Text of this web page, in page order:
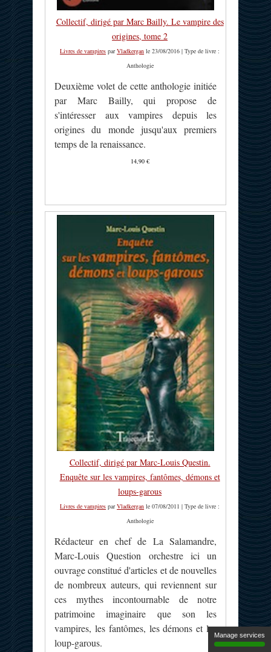
Collectif, dirigé par Marc Bailly. Le vampire des
origines, tome 2
Livres de vampires parVladkergan le 23/08/2016 | Type de livre :
Anthologie
Deuxième volet de cette anthologie initiée
par Marc Bailly, qui propose de
s'intéresser aux vampires depuis les
origines du monde jusqu'aux premiers
temps de la renaissance.
14,90 €
Collectif, dirigé par Marc-Louis Questin.
Enquête sur les vampires, fantômes, démons et
loups-garous
Livres de vampires parVladkergan le 07/08/2011 | Type de livre :
Anthologie
Rédacteur en chef de La Salamandre,
Marc-Louis Question orchestre ici un
ouvrage constitué d'articles et de nouvelles
de nombreux auteurs, qui reviennent sur
ces mythes incontournable de notre
patrimoine imaginaire que son les
vampires, les fantômes, les démons et les
loup-garous.
Manage services